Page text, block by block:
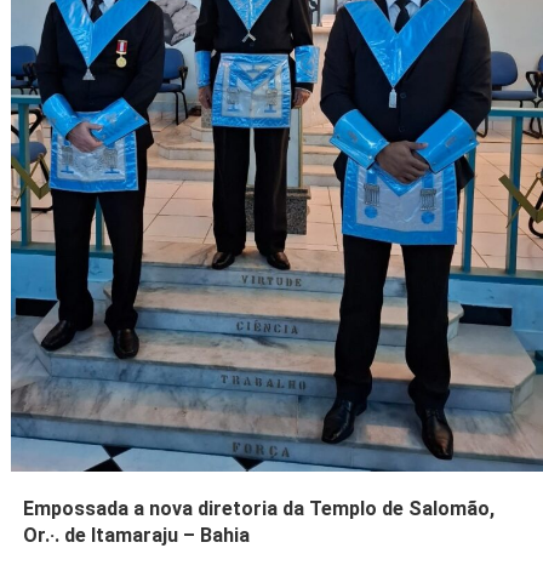
Empossada a nova diretoria da Templo de Salomão,
Or.·. de Itamaraju – Bahia